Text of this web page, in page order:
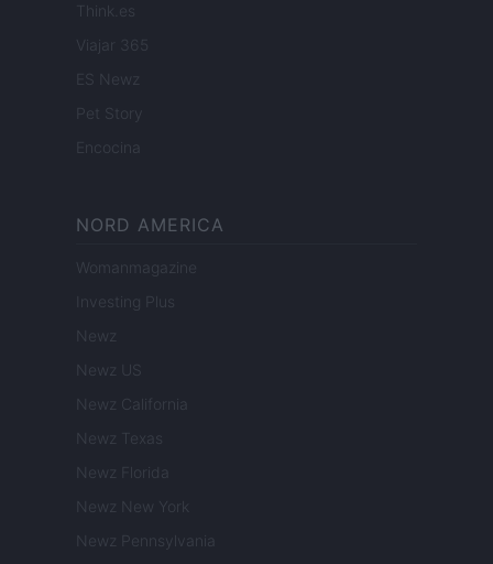
Think.es
Viajar 365
ES Newz
Pet Story
Encocina
NORD AMERICA
Womanmagazine
Investing Plus
Newz
Newz US
Newz California
Newz Texas
Newz Florida
Newz New York
Newz Pennsylvania